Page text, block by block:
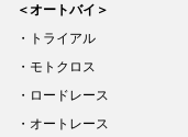
＜オートバイ＞
・トライアル
・モトクロス
・ロードレース
・オートレース